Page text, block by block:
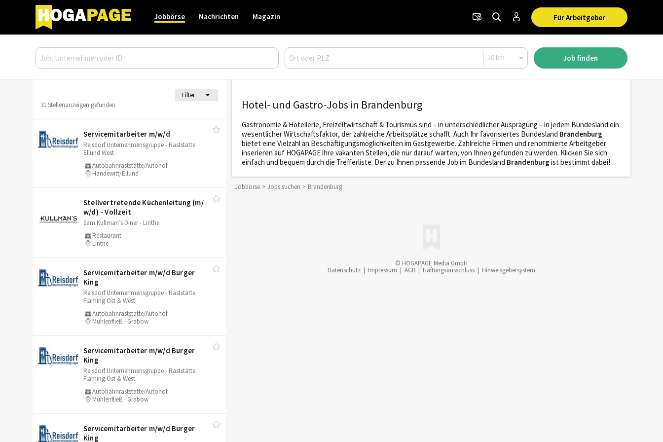
Für Arbeitgeber
Jobbörse Nachrichten Magazin
Job finden
Filter
31 Stellenanzeigen gefunden
Servicemitarbeiter m/​w/​d
Reisdorf Unternehmensgruppe - Raststätte
Ellund West
Autobahnraststätte/Autohof
Handewitt/Ellund
Stellvertretende Küchenleitung (m/​
w/​d) - Vollzeit
Sam Kullman’s Diner - Linthe
Restaurant
Linthe
Servicemitarbeiter m/​w/​d Burger
King
Reisdorf Unternehmensgruppe - Raststätte
Fläming Ost & West
Autobahnraststätte/Autohof
Mühlenfließ - Grabow
Servicemitarbeiter m/​w/​d Burger
King
Reisdorf Unternehmensgruppe - Raststätte
Fläming Ost & West
Autobahnraststätte/Autohof
Mühlenfließ - Grabow
Servicemitarbeiter m/​w/​d Burger
King
Hotel- und Gastro-Jobs in Brandenburg
Gastronomie & Hotellerie, Freizeitwirtschaft & Tourismus sind – in unterschiedlicher Ausprägung – in jedem Bundesland ein
wesentlicher Wirtschaftsfaktor, der zahlreiche Arbeitsplätze schafft. Auch Ihr favorisiertes Bundesland Brandenburg
bietet eine Vielzahl an Beschäftigungsmöglichkeiten im Gastgewerbe. Zahlreiche Firmen und renommierte Arbeitgeber
inserieren auf HOGAPAGE ihre vakanten Stellen, die nur darauf warten, von Ihnen gefunden zu werden. Klicken Sie sich
einfach und bequem durch die Trefferliste. Der zu Ihnen passende Job im Bundesland Brandenburg ist bestimmt dabei!
Jobbörse Jobs suchen Brandenburg
© HOGAPAGE Media GmbH
Datenschutz | Impressum | AGB | Haftungsausschluss | Hinweisgebersystem